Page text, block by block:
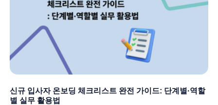
신규 입사자 온보딩 체크리스트 완전 가이드: 단계별·역할
별 실무 활용법